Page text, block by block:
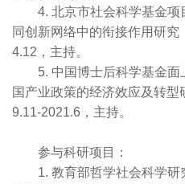
4. 北京市社会科学基金
同创新网络中的衔接作用研
4.12，主持。
5. 中国博士后科学基金
国产业政策的经济效应及转
9.11-2021.6，主持。
参与科研项目：
1. 教育部哲学社会科学